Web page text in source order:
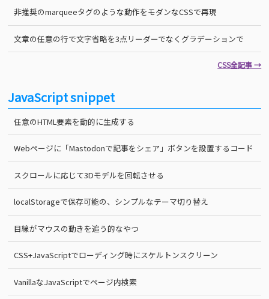
非推奨のmarqueeタグのような動作をモダンなCSSで再現
文章の任意の行で文字省略を3点リーダーでなくグラデーションで
CSS全記事 →
JavaScript snippet
任意のHTML要素を動的に生成する
Webページに「Mastodonで記事をシェア」ボタンを設置するコード
スクロールに応じて3Dモデルを回転させる
localStorageで保存可能の、シンプルなテーマ切り替え
目線がマウスの動きを追う的なやつ
CSS+JavaScriptでローディング時にスケルトンスクリーン
VanillaなJavaScriptでページ内検索